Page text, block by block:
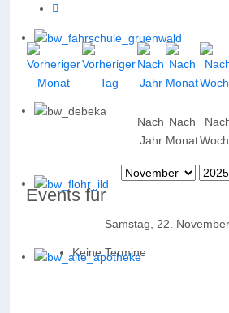
Nach
Jahr
Nach
Monat
Events für
Samstag, 22.
Keine Termine